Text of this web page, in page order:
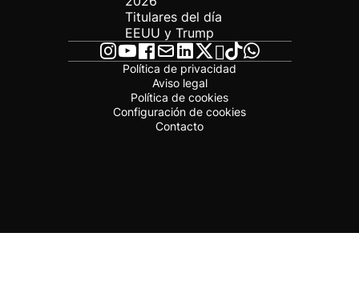
Titulares del día
EEUU y Trump
Política de privacidad
Aviso legal
Política de cookies
Configuración de cookies
Contacto